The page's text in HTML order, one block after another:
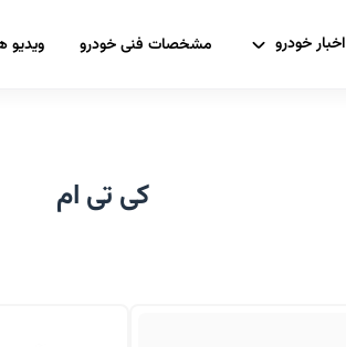
اخبار خودرو مشخصات فنی خودرو ویدیو
کی تی ام